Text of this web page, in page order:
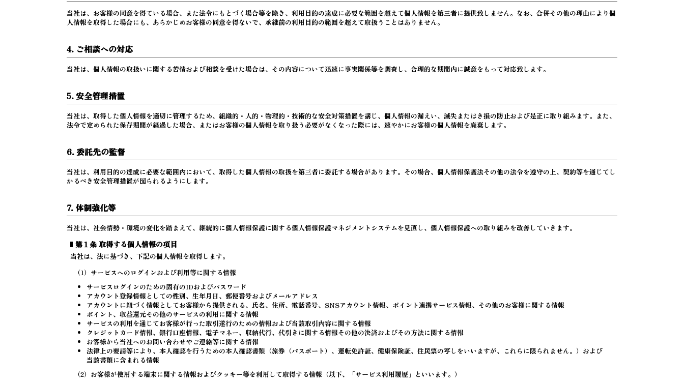
当社は、お客様の同意を得ている場合、また法令にもとづく場合等を除き、利用目的の達成に必要な範囲を超えて個人情報を第三者に提供致しません。なお、合併その他の理由により個
人情報を取得した場合にも、あらかじめお客様の同意を得ないで、承継前の利用目的の範囲を超えて取扱うことはありません。
4. ご相談への対応
当社は、個人情報の取扱いに関する苦情および相談を受けた場合は、その内容について迅速に事実関係等を調査し、合理的な期間内に誠意をもって対応致します。
5. 安全管理措置
当社は、取得した個人情報を適切に管理するため、組織的・人的・物理的・技術的な安全対策措置を講じ、個人情報の漏えい、滅失またはき損の防止および是正に取り組みます。また、
法令で定められた保存期間が経過した場合、またはお客様の個人情報を取り扱う必要がなくなった際には、速やかにお客様の個人情報を廃棄します。
6. 委託先の監督
当社は、利用目的の達成に必要な範囲内において、取得した個人情報の取扱を第三者に委託する場合があります。その場合、個人情報保護法その他の法令を遵守の上、契約等を通じてし
かるべき安全管理措置が図られるようにします。
7. 体制強化等
当社は、社会情勢・環境の変化を踏まえて、継続的に個人情報保護に関する個人情報保護マネジメントシステムを見直し、個人情報保護への取り組みを改善していきます。
第１条 取得する個人情報の項目
当社は、法に基づき、下記の個人情報を取得します。
（1）サービスへのログインおよび利用等に関する情報
サービスログインのための固有のIDおよびパスワード
アカウント登録情報としての性別、生年月日、郵便番号およびメールアドレス
アカウントに紐づく情報としてお客様から提供される、氏名、住所、電話番号、SNSアカウント情報、ポイント連携サービス情報、その他のお客様に関する情報
ポイント、収益還元その他のサービスの利用に関する情報
サービスの利用を通じてお客様が行った取引遂行のための情報および当該取引内容に関する情報
クレジットカード情報、銀行口座情報、電子マネー、収納代行、代引きに関する情報その他の決済およびその方法に関する情報
お客様から当社へのお問い合わせやご連絡等に関する情報
法律上の要請等により、本人確認を行うための本人確認書類（旅券（パスポート）、運転免許証、健康保険証、住民票の写しをいいますが、これらに限られません。）および
当該書類に含まれる情報
（2）お客様が使用する端末に関する情報およびクッキー等を利用して取得する情報（以下、「サービス利用履歴」といいます。）